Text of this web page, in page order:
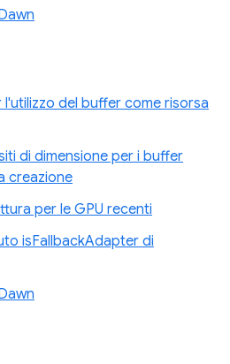
del buffer come risorsa
di dimensione per i buffer
creazione
per le GPU recenti
isFallbackAdapter di